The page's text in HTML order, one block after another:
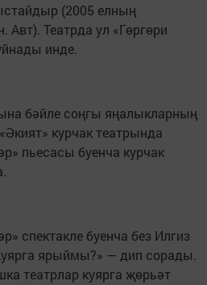
(2005 елның
Авт). Театрда ул «Гөргөри
инде.
бәйле соңгы яңалыкларның
курчак театрында
пьесасы буенча курчак
спектакле буенча без Илгиз
ярыймы?» — дип сорады.
театрлар куярга җөрьәт